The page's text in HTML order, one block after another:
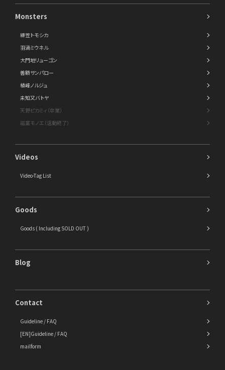
Monsters
緋笠トモシカ
羽渦ミウネル
大門地リューゴン
善額サンパロー
植峰ノルジュ
未知又バトヤ
天野ピカミィ（卒業）
磁富モノエ（活動終了）
Videos
Video-Tag List
Goods
Goods ( Including SOLD OUT )
Blog
Contact
Guideline / FAQ
[EN]Guideline / FAQ
mailform